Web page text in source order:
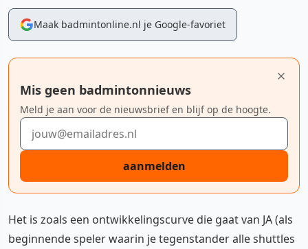
Maak badmintonline.nl je Google-favoriet
Mis geen badmintonnieuws
Meld je aan voor de nieuwsbrief en blijf op de hoogte.
E-mailadres
aanmelden
Het is zoals een ontwikkelingscurve die gaat van JA (als
beginnende speler waarin je tegenstander alle shuttles